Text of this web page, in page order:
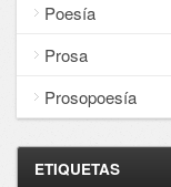
Poesía
Prosa
Prosopoesía
ETIQUETAS